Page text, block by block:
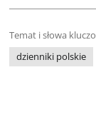
Temat i słowa
dzienniki polskie